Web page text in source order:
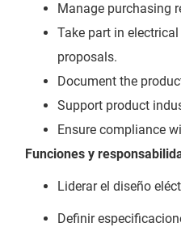
Manage purchasing
Take part in
proposals.
Document the
Support product
Ensure compliance
Funciones y
Liderar el diseño
Definir